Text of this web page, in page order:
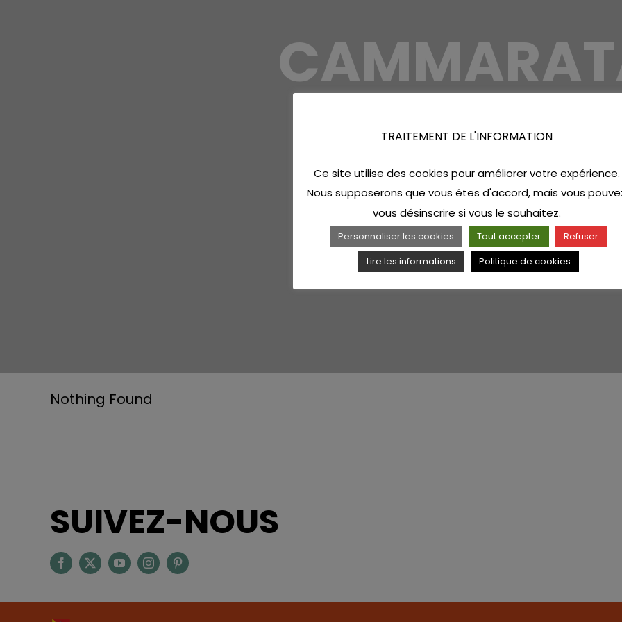
Nothing Found
SUIVEZ-NOUS
TRAITEMENT DE L'INFORMATION
Ce site utilise des cookies pour améliorer votre expérience.
Nous supposerons que vous êtes d'accord, mais vous
vous désinscrire si vous le souhaitez.
Personnaliser les cookies Tout accepter
Refuser
Lire les informations
Politique de cookies